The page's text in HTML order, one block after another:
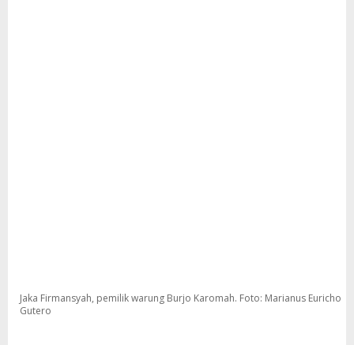
Jaka Firmansyah, pemilik warung Burjo Karomah. Foto: Marianus Euricho
Gutero